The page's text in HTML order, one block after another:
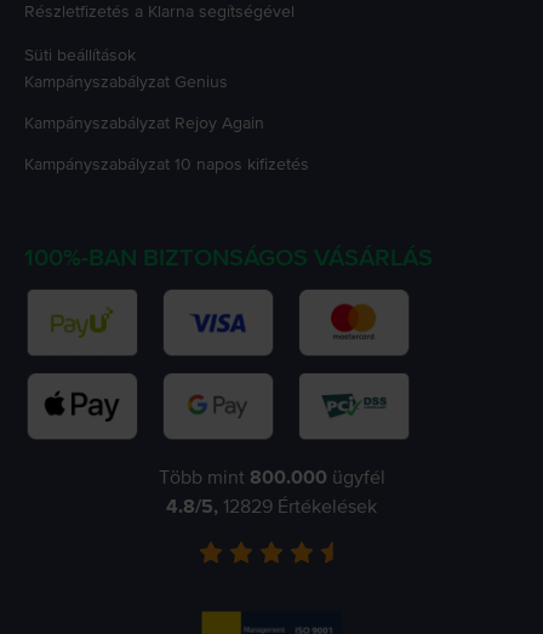
Részletfizetés a Klarna segítségével
Süti beállítások
Kampányszabályzat Genius
Kampányszabályzat Rejoy Again
Kampányszabályzat 10 napos kifizetés
100%-BAN BIZTONSÁGOS VÁSÁRLÁS
Több mint 800.000 ügyfél
4.8/5, 12829 Értékelések